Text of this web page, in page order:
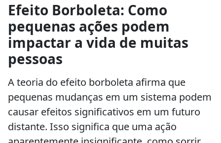
Efeito Borboleta: Como
pequenas ações podem
impactar a vida de muitas
pessoas
A teoria do efeito borboleta afirma que
pequenas mudanças em um sistema podem
causar efeitos significativos em um futuro
distante. Isso significa que uma ação